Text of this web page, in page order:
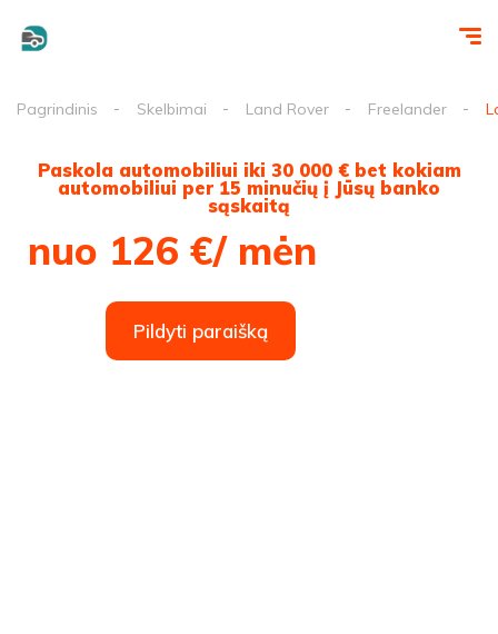
Pagrindinis Skelbimai Land Rover Freelander
Paskola automobiliui iki 30 000 € bet kokiam
automobiliui per 15 minučių į Jūsų banko
sąskaitą
nuo 126 €/ mėn
Pildyti paraišką